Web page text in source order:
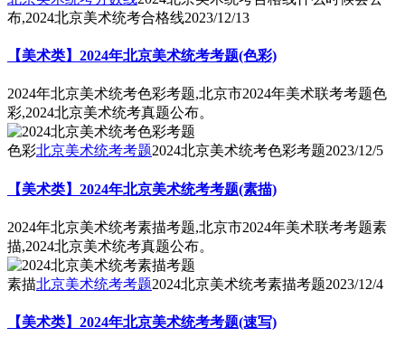
布,2024北京美术统考合格线2023/12/13
【美术类】2024年北京美术统考考题(色彩)
2024年北京美术统考色彩考题,北京市2024年美术联考考题色
彩,2024北京美术统考真题公布。
色彩北京美术统考考题2024北京美术统考色彩考题2023/12/5
【美术类】2024年北京美术统考考题(素描)
2024年北京美术统考素描考题,北京市2024年美术联考考题素
描,2024北京美术统考真题公布。
素描北京美术统考考题2024北京美术统考素描考题2023/12/4
【美术类】2024年北京美术统考考题(速写)